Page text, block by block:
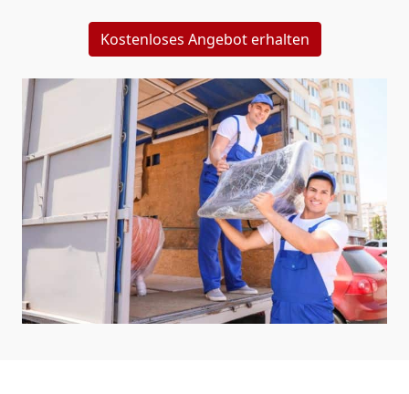
Kostenloses Angebot erhalten